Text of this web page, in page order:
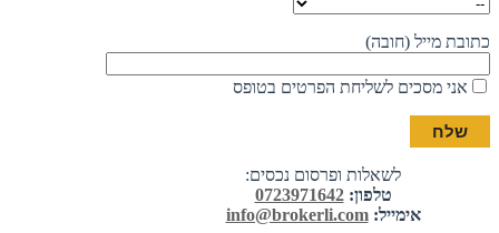
כתובת מייל (חובה)
אני מסכים לשליחת הפרטים בטופס
לשאלות ופרסום נכסים:
טלפון:0723971642
אימייל:info@brokerli.com